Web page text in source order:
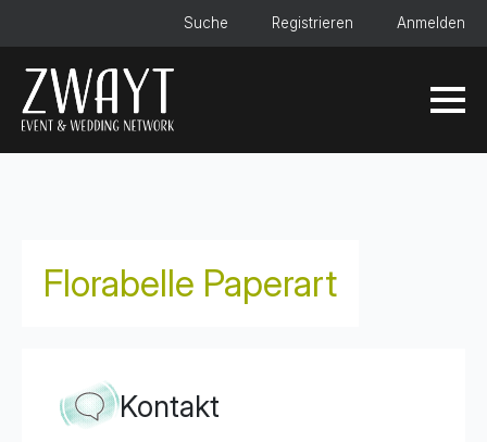
Suche Registrieren Anmelden
Florabelle Paperart
Kontakt